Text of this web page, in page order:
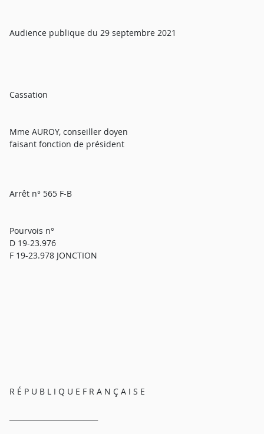
Audience publique du 29 septembre 2021
Cassation
Mme AUROY, conseiller doyen
faisant fonction de président
Arrêt n° 565 F-B
Pourvois n°
D 19-23.976
F 19-23.978 JONCTION
R É P U B L I Q U E F R A N Ç A I S E